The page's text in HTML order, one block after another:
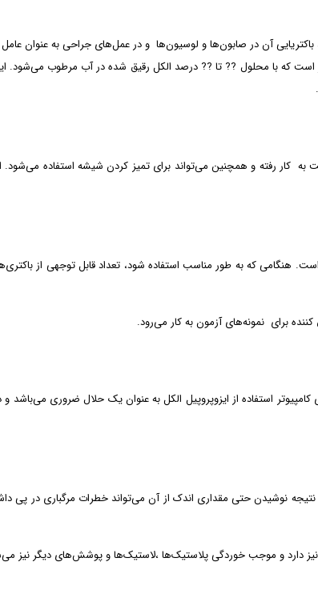
باکتریایی آن در صابون‌ها و لوسیون‌ها و در عمل‌های جراحی به عنوان
گاز است که با محلول ?? تا ?? درصد الکل رقیق شده در آب مرطوب
کار رفته و همچنین می‌تواند برای تمیز کردن شیشه استفاده
هنگامی که به طور مناسب استفاده شود، تعداد قابل توجهی از باکتری‌ها
کننده برای نمونه‌های آزمون به کار می‌رود.
استفاده از ایزوپروپیل الکل به عنوان یک حلال ضروری می‌باشد
نوشیدن حتی مقداری اندک از آن می‌تواند خطرات مرگباری در پی
نیز دارد و موجب خوردگی پلاستیک‌ها ،لاستیک‌ها و پوشش‌های دیگر نیز